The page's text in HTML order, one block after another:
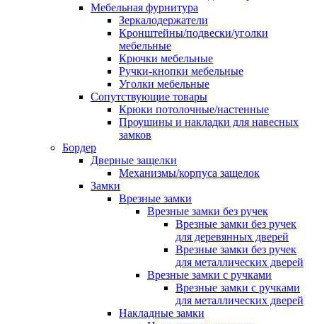
Мебельная фурнитура
Зеркалодержатели
Кронштейны/подвески/уголки
мебельные
Крючки мебельные
Ручки-кнопки мебельные
Уголки мебельные
Сопутствующие товары
Крюки потолочные/настенные
Проушины и накладки для навесных
замков
Бордер
Дверные защелки
Механизмы/корпуса защелок
Замки
Врезные замки
Врезные замки без ручек
Врезные замки без ручек
для деревянных дверей
Врезные замки без ручек
для металлических дверей
Врезные замки с ручками
Врезные замки с ручками
для металлических дверей
Накладные замки